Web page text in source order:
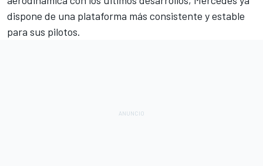
dispone de una plataforma más consistente y estable
para sus pilotos.